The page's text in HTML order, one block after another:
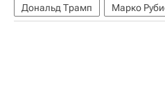
Дональд Трамп
Марко